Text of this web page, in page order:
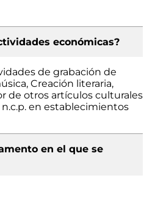
económicas?
de grabación de
Creación literaria,
de otros artículos culturales
en establecimientos
en el que se